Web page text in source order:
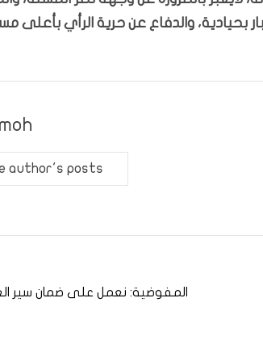
والدفاع عن حرية الرأي بأعلى
author's posts
المفوضية: نعمل على ضمان سير